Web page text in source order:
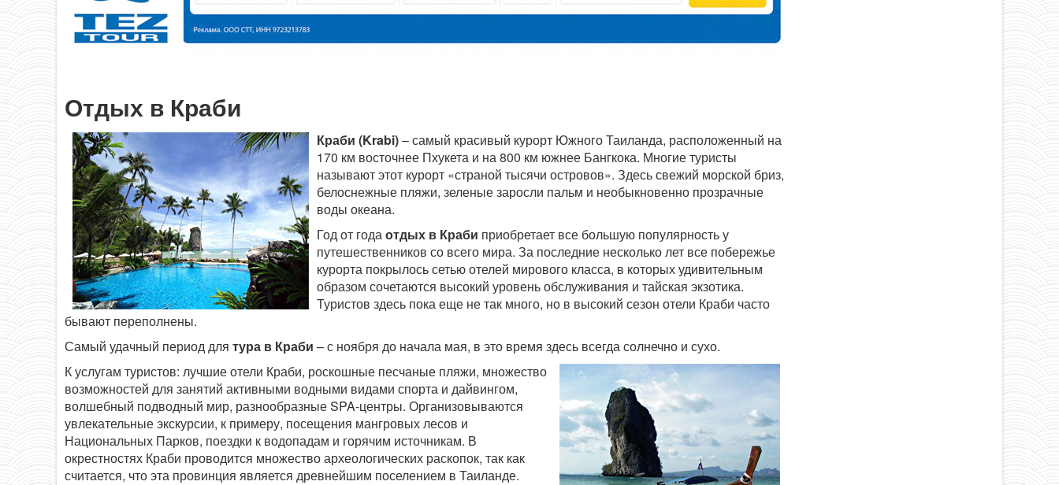
Отдых в Краби
Краби (Krabi)– самый красивый курорт Южного Таиланда, расположенный на
170 км восточнее Пхукета и на 800 км южнее Бангкока. Многие туристы
называют этот курорт «страной тысячи островов». Здесь свежий морской бриз,
белоснежные пляжи, зеленые заросли пальм и необыкновенно прозрачные
воды океана.
Год от годаотдых в Краби приобретает все большую популярность у
путешественников со всего мира. За последние несколько лет все побережье
курорта покрылось сетью отелей мирового класса, в которых удивительным
образом сочетаются высокий уровень обслуживания и тайская экзотика.
Туристов здесь пока еще не так много, но в высокий сезон отели Краби часто
бывают переполнены.
Самый удачный период для тура в Краби – с ноября до начала мая, в это время здесь всегда солнечно и сухо.
К услугам туристов: лучшие отели Краби, роскошные песчаные пляжи, множество
возможностей для занятий активными водными видами спорта и дайвингом,
волшебный подводный мир, разнообразные SPA-центры. Организовываются
увлекательные экскурсии, к примеру, посещения мангровых лесов и
Национальных Парков, поездки к водопадам и горячим источникам. В
окрестностях Краби проводится множество археологических раскопок, так как
считается, что эта провинция является древнейшим поселением в Таиланде.